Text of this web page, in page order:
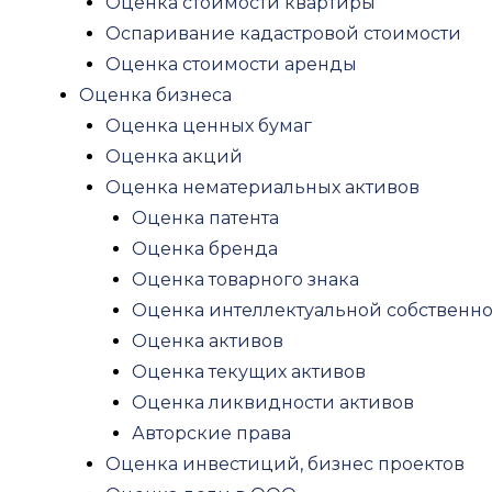
Оспаривание кадастровой стоимости
Оценка стоимости аренды
Оценка бизнеса
Оценка ценных бумаг
Оценка акций
Оценка нематериальных активов
Оценка патента
Оценка бренда
Оценка товарного знака
Оценка интеллектуальной
Оценка активов
Оценка текущих активов
Оценка ликвидности активов
Авторские права
Оценка инвестиций, бизнес проектов
Рецензия на оценку
Оценка для нотариуса
Оценка имущества при разводе
Судебная оценка
Оценка антиквариата
Юридические услуги
Экспертиза
Строительная экспертиза
Экспертиза качества строительства
Строительная экспертиза
Судебная строительная экспертиза
Рецензия строительной экспертизы
Рецензия на заключение кадастрового
Строительная экспертиза квартиры
Экспертиза ремонта квартиры
Экспертиза фундамента частного дома